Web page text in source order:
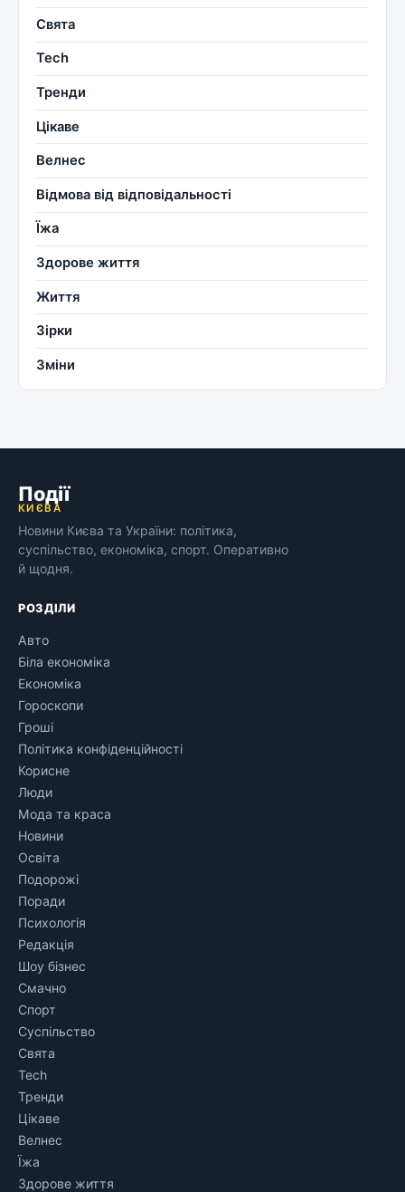
Свята
Tech
Тренди
Цікаве
Велнес
Відмова від відповідальності
Їжа
Здорове життя
Життя
Зірки
Зміни
Події
КИЄВА
Новини Києва та України: політика,
суспільство, економіка, спорт. Оперативно
й щодня.
РОЗДІЛИ
Авто
Біла економіка
Економіка
Гороскопи
Гроші
Політика конфіденційності
Корисне
Люди
Мода та краса
Новини
Освіта
Подорожі
Поради
Психологія
Редакція
Шоу бізнес
Смачно
Спорт
Суспільство
Свята
Tech
Тренди
Цікаве
Велнес
Їжа
Здорове життя